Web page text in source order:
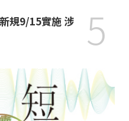
規9/15實施 涉
5